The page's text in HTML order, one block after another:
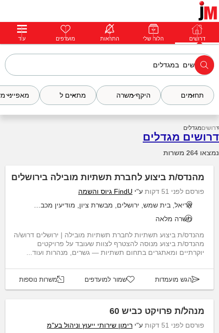
דרושים פרופילים הודעות פרימיום דרושים הלוח שלי התראות מועדפים עוד
תחומים היקף משרה מתאים ל מאפייני
דרושיםמגדלים
דרושים מגדלים
נמצאו 264 משרות
מהנדס/ת ביצוע לחברת תשתיות מובילה בירושלים
פורסם לפני 51 דקות ע"י FindU גיוס והשמה
אריאל, בית שמש, ירושלים, מבשרת ציון, מודיעין מכבים רעות
משרה מלאה
מהנדס/ת ביצוע תשתיות לחברת תשתיות מובילה | ירושלים דרוש/ה
מהנדס/ת ביצוע מנוסה להצטרף לצוות שעובד על פרויקטים
יוקרתיים ומאתגרים בתחום תשתיות — גשרים, מנהרות ועוד...
הגש מועמדות שמור למועדפים משרות נוספות
מנהל/ת פרויקט כביש 60
פורסם לפני 51 דקות ע"י רימון שירותי ייעוץ וניהול בע"מ